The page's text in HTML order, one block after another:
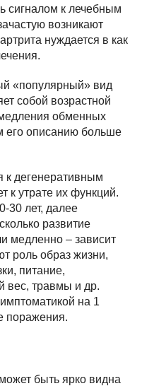
сигналом к лечебным
возникают
нуждается в как
«популярный» вид
собой возрастной
обменных
его описанию больше
к дегенеративным
к утрате их функций.
30 лет, далее
развитие
медленно – зависит
роль образ жизни,
питание,
вес, травмы и др.
на 1
поражения.
быть ярко видна